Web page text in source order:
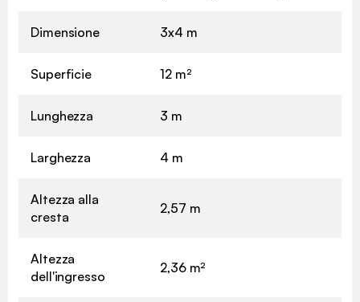
Dimensione 3x4 m
Superficie 12 m²
Lunghezza 3 m
Larghezza 4 m
Altezza alla
cresta
2,57 m
Altezza
dell'ingresso
2,36 m²